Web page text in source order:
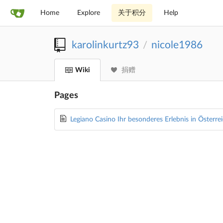
Home Explore 关于积分 Help
karolinkurtz93 / nicole1986
Wiki 捐赠
Pages
Legiano Casino Ihr besonderes Erlebnis in